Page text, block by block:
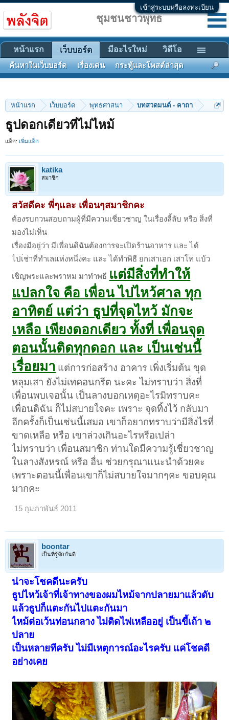
เข้าสู่ระบบหรือลงทะเบียน
หน้าแรก เว็บบอร์ด พุทธศาสนา บทสวดมนต์ - คาถา
ธูปดอกเดียวที่ไม่ไหม้
แท็ก: เพิ่มแท็ก
katika
สมาชิก
สวัสดีคะ พี่ๆและ เพื่อนๆสมาชิกคะ
ต้องรบกวนสอบถามผู้ที่มีความเชี่ยวชาญ ในเรื่องลี้ลับ หรือ สิ่งที่
มองไม่เห็น
เรื่องมีอยู่ว่า มีเพื่อนดิฉันต้องการจะเปิดร้านอาหาร และ ได้
ไปเ่ช่าที่ทำเลแห่งหนึ่งคะ และ ได้ทำพิธี ยกเสาเอก เสาโท แบ้ว
เชิญพระและพราหม มาทำพธี แต่มีสิ่งที่ทำให้
แปลกใจ คือ เพื่อน ไปไหว้ศาล ทุก
อาทิตย์ แต่ว่า ธูปที่จุดไหว้ มักจะ
เหลือ เพียงดอกเดียว ทั้งที่ เพื่อนจุด
ตอนนั้นติดทุกดอก และ เป็นเช่นนี้
เรื่อยมา แต่การก่อสร้าง อาคาร เพิ่งเริ่มต้น ขุด
หลุมเสา ยังไม่เทคอนกรีต นะคะ ไม่ทราบว่า สิ่งที่
เพื่อนพบเจอนั้น เป็นลางบอกเหตุอะไรมิทราบคะ
เพื่อนดิฉัน ก็ไม่สบายใจคะ เพราะ จุดทิ้งไว้ กลับมา
อีกครั้งก็เป็นเช่นนี้เสมอ เขาก็อยากทราบว่ามีสิ่งไรที่
ขาดเหลือ หรือ เขาล่วงเกินอะไรหรือเปล่า
ไม่ทราบว่า เพื่อนสมาชิก ท่านใดมีความรู้เชี่ยวชาญ
ในลางสังหรณ์ หรือ อื่น ช่วยกรุณาแนะนำด้วยคะ
เพราะตอนนี้เพื่อนเขาก็ไม่สบายใจมากๆคะ ขอบคุณ
มากคะ
15 กุมภาพันธ์ 2011
boontar
เป็นที่รู้จักกันดี
น่าจะโชคดีนะครับ
ธูปไหว้เจ้าที่เจ้าทางของผมไหม้จากปลายมาแล้วดับ
แล้วธูปก็แตะกันไปแตะกันมา
ไหม้ต่อเว้นท่อนกลาง ไม่ติดไฟเหลืออยู่ เป็นขี้เถ้า ๒
ปลาย
เป็นหลายทีครับ ไม่มีเหตุการณ์อะไรครับ แค่โชคดี
อย่างเคย
ชุมชนชาวพุทธ
หน้าแรก เว็บบอร์ด
ค้นหาในเว็บบอร์ด เรื่องเด่น กระทู้และโพสต์ล่าสุด
มีอะไรใหม่ วิดีโอ